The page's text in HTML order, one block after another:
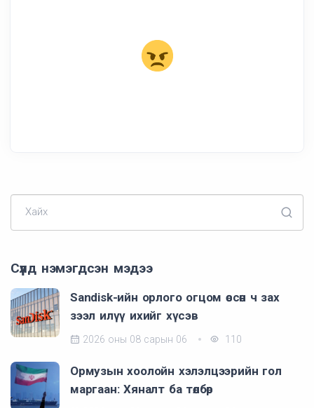
Хайх
Сүүлд нэмэгдсэн мэдээ
Sandisk-ийн орлого огцом өссөн ч зах
зээл илүү ихийг хүсэв
2026 оны 08 сарын 06 110
Ормузын хоолойн хэлэлцээрийн гол
маргаан: Хяналт ба төлбөр